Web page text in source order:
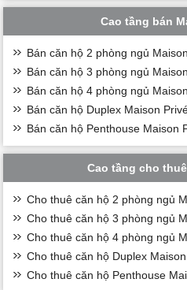
Cao tầng bán
Bán căn hộ 2 phòng ngủ
Bán căn hộ 3 phòng ngủ
Bán căn hộ 4 phòng ngủ
Bán căn hộ Duplex Maison
Bán căn hộ Penthouse Maison
Cao tầng cho
Cho thuê căn hộ 2 phòng ngủ
Cho thuê căn hộ 3 phòng ngủ
Cho thuê căn hộ 4 phòng ngủ
Cho thuê căn hộ Duplex
Cho thuê căn hộ Penthouse